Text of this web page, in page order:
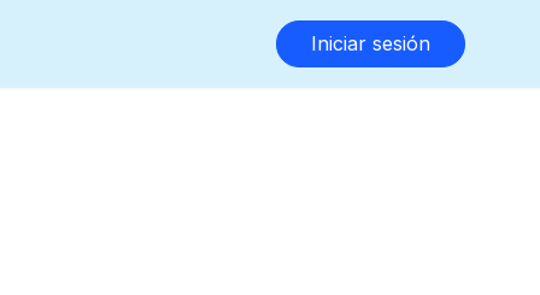
Iniciar sesión